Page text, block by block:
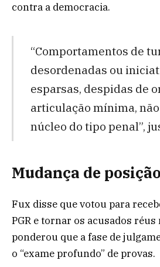
contra a democracia.
“Comportamentos de
desordenadas ou
esparsas, despidas de
articulação mínima,
núcleo do tipo penal”,
Mudança de posição
Fux disse que votou para
PGR e tornar os acusados réus
ponderou que a fase de
o “exame profundo” de provas.